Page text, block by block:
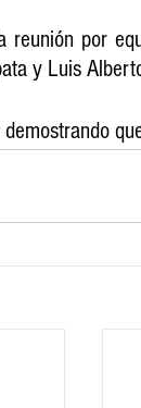
reunión por
y Luis
demostrando